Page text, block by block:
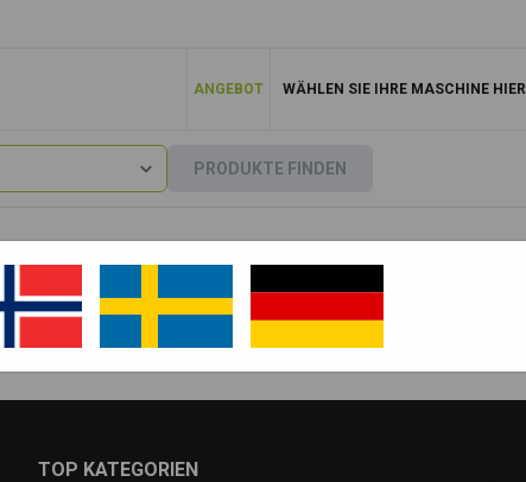
ANGEBOT WÄHLEN SIE IHRE MASCHINE HIER
PRODUKTE FINDEN
UE40 2°
TOP KATEGORIEN